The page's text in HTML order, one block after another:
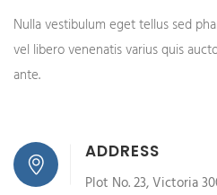
Nulla vestibulum eget tellus sed
vel libero venenatis varius quis
ante.
ADDRESS
Plot No. 23, Victoria